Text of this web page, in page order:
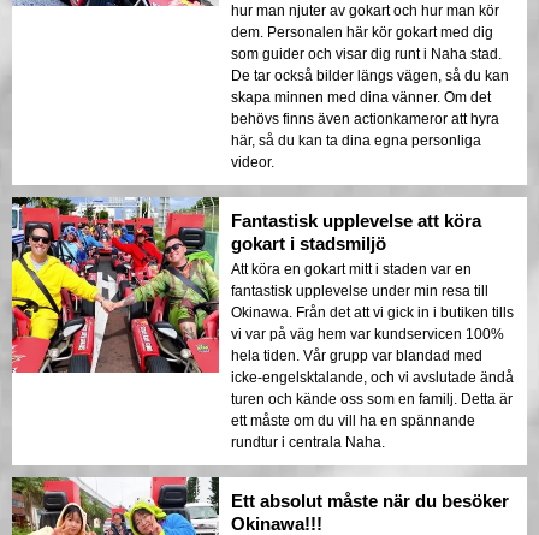
hur man njuter av gokart och hur man kör
dem. Personalen här kör gokart med dig
som guider och visar dig runt i Naha stad.
De tar också bilder längs vägen, så du kan
skapa minnen med dina vänner. Om det
behövs finns även actionkameror att hyra
här, så du kan ta dina egna personliga
videor.
Fantastisk upplevelse att köra
gokart i stadsmiljö
Att köra en gokart mitt i staden var en
fantastisk upplevelse under min resa till
Okinawa. Från det att vi gick in i butiken tills
vi var på väg hem var kundservicen 100%
hela tiden. Vår grupp var blandad med
icke-engelsktalande, och vi avslutade ändå
turen och kände oss som en familj. Detta är
ett måste om du vill ha en spännande
rundtur i centrala Naha.
Ett absolut måste när du besöker
Okinawa!!!